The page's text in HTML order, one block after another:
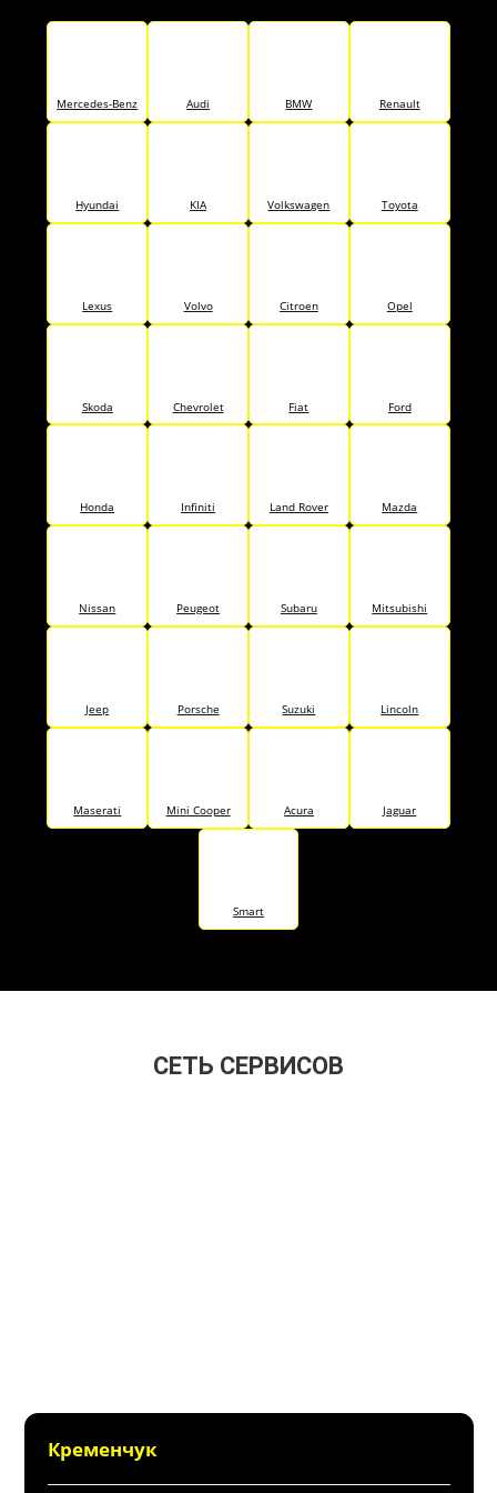
Mercedes-Benz Audi BMW Renault
Hyundai KIA Volkswagen Toyota
Lexus Volvo Citroen Opel
Skoda Chevrolet Fiat Ford
Honda Infiniti Land Rover Mazda
Nissan Peugeot Subaru Mitsubishi
Jeep Porsche Suzuki Lincoln
Maserati Mini Cooper Acura Jaguar
Smart
CЕТЬ СЕРВИСОВ
Кременчук